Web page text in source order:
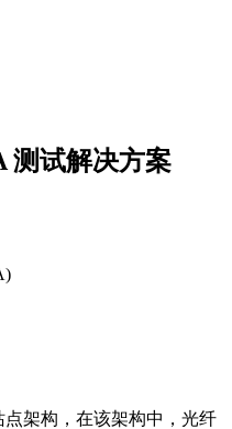
测试解决方案
架构，在该架构中，光纤